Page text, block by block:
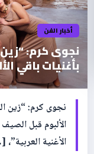
أخبار الفن
نجوى كرم:
بأغنيات باقي
نجوى كرم: “زين
الأغنية